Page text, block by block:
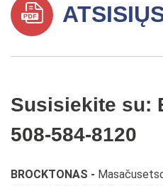
Susisiekite su:
508-584-8120
BROCKTONAS -